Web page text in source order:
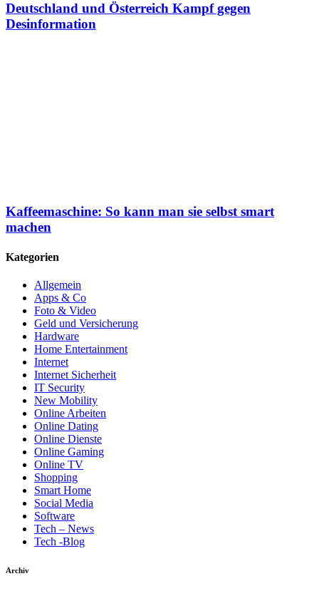
Deutschland und Österreich Kampf gegen
Desinformation
Kaffeemaschine: So kann man sie selbst smart
machen
Kategorien
Allgemein
Apps & Co
Foto & Video
Geld und Versicherung
Hardware
Home Entertainment
Internet
Internet Sicherheit
IT Security
New Mobility
Online Arbeiten
Online Dating
Online Dienste
Online Gaming
Online TV
Shopping
Smart Home
Social Media
Software
Tech – News
Tech -Blog
Archiv